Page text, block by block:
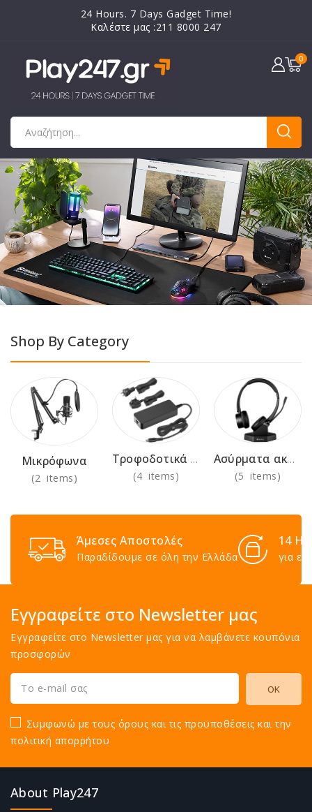
24 Hours. 7 Days Gadget Time!
Καλέστε μας :211 8000 247
0
Shop By Category
Μικρόφωνα
(2 items)
Τροφοδοτικά 230V
(4 items)
Ασύρματα ακουστικά για χρήση στο γραφείο
(5 items)
Άμεσες Αποστολές
Παραδίδουμε σε όλη την Ελλάδα
14
για
Εγγραφείτε στο Newsletter μας
Εγγραφείτε στο Newsletter μας για να λαμβάνετε κουπόνια
προσφορών
Συμφωνώ με τους όρους και τις προϋποθέσεις και την
πολιτική απορρήτου
About Play247